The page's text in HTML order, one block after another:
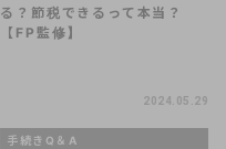
る？節税できるって本当？
【FP監修】
2024.05.29
手続きQ＆A